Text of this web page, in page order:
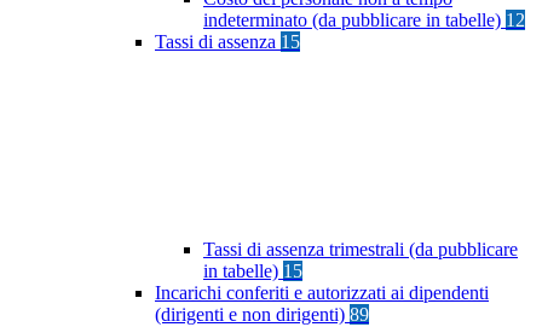
indeterminato (da pubblicare in tabelle) 12
Tassi di assenza 15
Tassi di assenza trimestrali (da pubblicare
in tabelle) 15
Incarichi conferiti e autorizzati ai dipendenti
(dirigenti e non dirigenti) 89